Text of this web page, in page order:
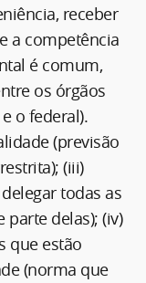
receber
a competência
é comum,
os órgãos
o federal).
(previsão
(iii)
todas as
delas); (iv)
que estão
(norma que